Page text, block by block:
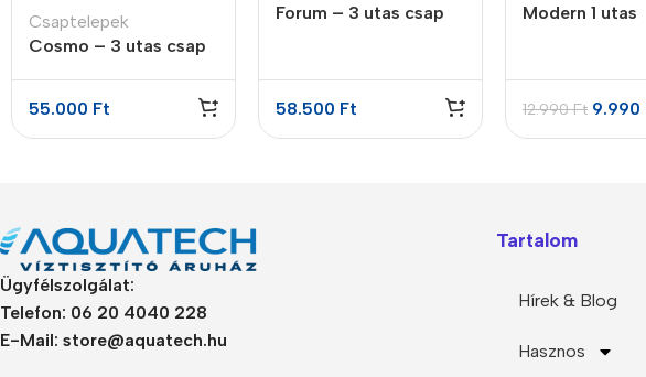
Csaptelepek
Cosmo – 3 utas csap
55.000 Ft
Forum – 3 utas csap
58.500 Ft
Modern 1 utas
12.990Ft 9.990
Ügyfélszolgálat:
Telefon: 06 20 4040 228
E-Mail: store@aquatech.hu
Tartalom
Hírek & Blog
Hasznos